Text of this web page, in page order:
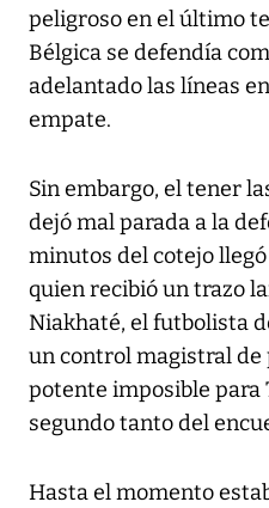
peligroso en el último
Bélgica se defendía
adelantado las líneas
empate.
Sin embargo, el tener
dejó mal parada a la
minutos del cotejo
quien recibió un trazo
Niakhaté, el futbolista
un control magistral de
potente imposible para
segundo tanto del
Hasta el momento